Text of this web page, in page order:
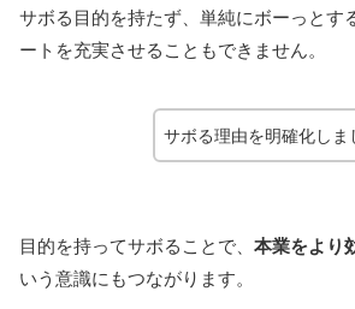
サボる目的を持たず、単純にボーっとす
ートを充実させることもできません。
サボる理由を明確化しま
目的を持ってサボることで、 本業をより
いう意識にもつながります。